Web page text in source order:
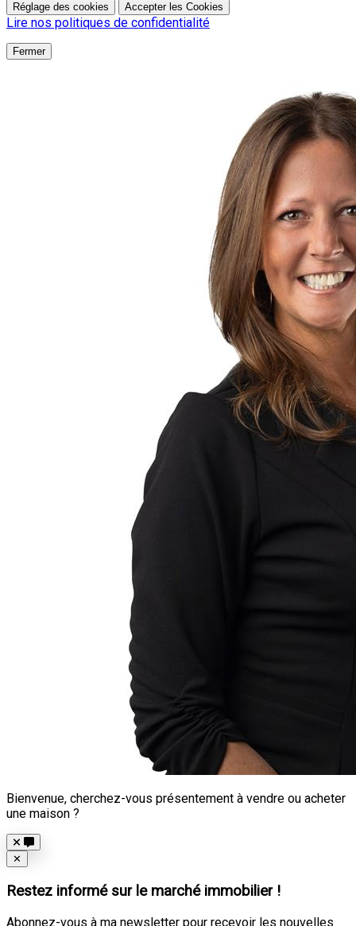
Réglage des cookies Accepter les Cookies
Lire nos politiques de confidentialité
Fermer
Bienvenue, cherchez-vous présentement à vendre ou acheter
une maison ?
Close
✕
Restez informé sur le marché immobilier !
Abonnez-vous à ma newsletter pour recevoir les nouvelles